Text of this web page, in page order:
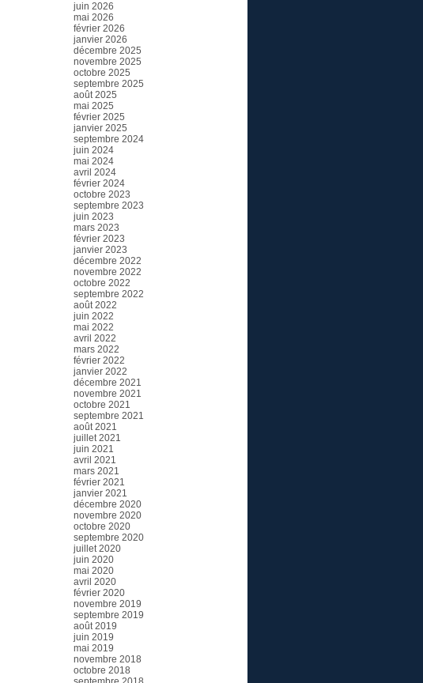
juin 2026
mai 2026
février 2026
janvier 2026
décembre 2025
novembre 2025
octobre 2025
septembre 2025
août 2025
mai 2025
février 2025
janvier 2025
septembre 2024
juin 2024
mai 2024
avril 2024
février 2024
octobre 2023
septembre 2023
juin 2023
mars 2023
février 2023
janvier 2023
décembre 2022
novembre 2022
octobre 2022
septembre 2022
août 2022
juin 2022
mai 2022
avril 2022
mars 2022
février 2022
janvier 2022
décembre 2021
novembre 2021
octobre 2021
septembre 2021
août 2021
juillet 2021
juin 2021
avril 2021
mars 2021
février 2021
janvier 2021
décembre 2020
novembre 2020
octobre 2020
septembre 2020
juillet 2020
juin 2020
mai 2020
avril 2020
février 2020
novembre 2019
septembre 2019
août 2019
juin 2019
mai 2019
novembre 2018
octobre 2018